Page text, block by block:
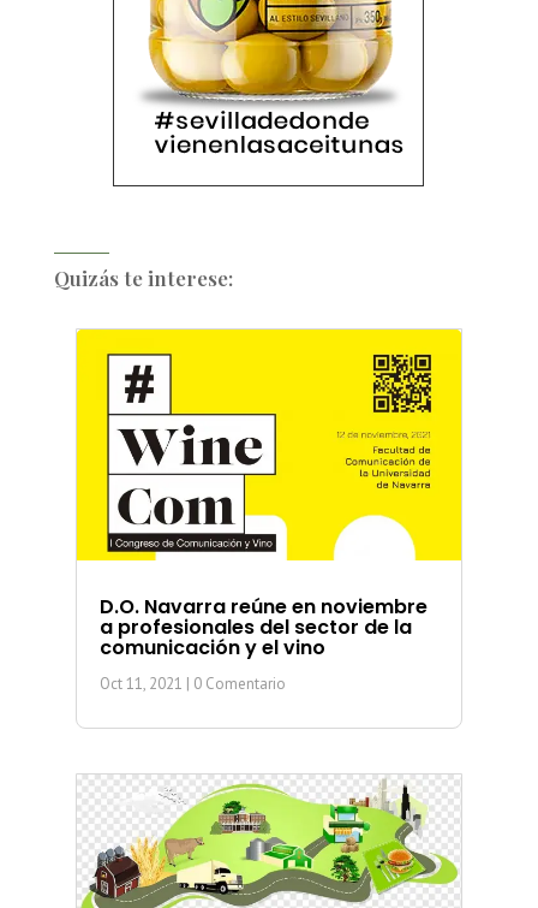
Quizás te interese:
D.O. Navarra reúne en noviembre
a profesionales del sector de la
comunicación y el vino
Oct 11, 2021 | 0 Comentario